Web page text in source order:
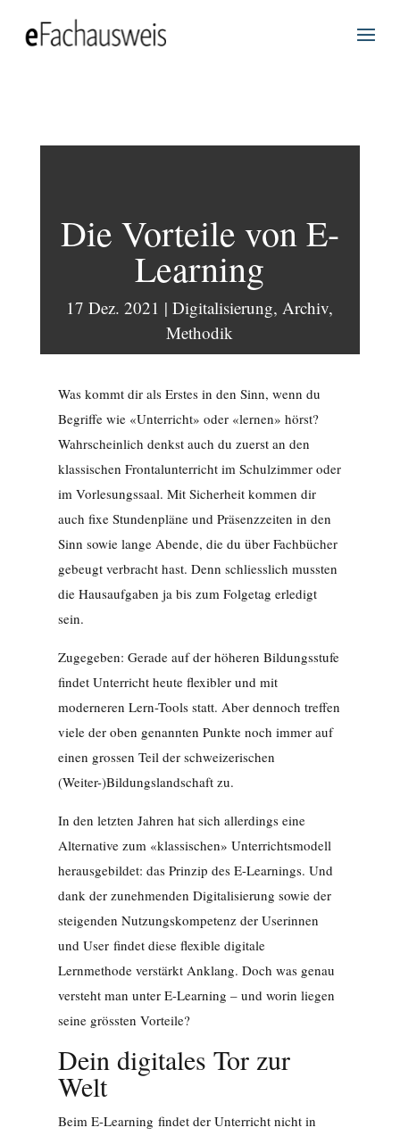
Die Vorteile von E-
Learning
17 Dez. 2021 |Digitalisierung,Archiv,
Methodik
Was kommt dir als Erstes in den Sinn, wenn du
Begriffe wie «Unterricht» oder «lernen» hörst?
Wahrscheinlich denkst auch du zuerst an den
klassischen Frontalunterricht im Schulzimmer oder
im Vorlesungssaal. Mit Sicherheit kommen dir
auch fixe Stundenpläne und Präsenzzeiten in den
Sinn sowie lange Abende, die du über Fachbücher
gebeugt verbracht hast. Denn schliesslich mussten
die Hausaufgaben ja bis zum Folgetag erledigt
sein.
Zugegeben: Gerade auf der höheren Bildungsstufe
findet Unterricht heute flexibler und mit
moderneren Lern-Tools statt. Aber dennoch treffen
viele der oben genannten Punkte noch immer auf
einen grossen Teil der schweizerischen
(Weiter-)Bildungslandschaft zu.
In den letzten Jahren hat sich allerdings eine
Alternative zum «klassischen» Unterrichtsmodell
herausgebildet: das Prinzip des E-Learnings. Und
dank der zunehmenden Digitalisierung sowie der
steigenden Nutzungskompetenz der Userinnen
und User findet diese flexible digitale
Lernmethode verstärkt Anklang. Doch was genau
versteht man unter E-Learning – und worin liegen
seine grössten Vorteile?
Dein digitales Tor zur
Welt
Beim E-Learning findet der Unterricht nicht in